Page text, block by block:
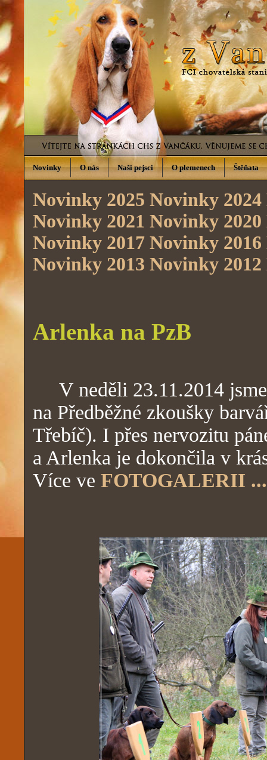
Novinky 2025 Novinky 2024
Novinky 2021 Novinky 2020
Novinky 2017 Novinky 2016
Novinky 2013 Novinky 2012
Arlenka na PzB
V neděli 23.11.2014
na Předběžné zkoušky
Třebíč). I přes nervozitu
a Arlenka je dokončila v
Více ve FOTOGALERII ...
Novinky O nás Naši pejsci O plemenech Štěňata